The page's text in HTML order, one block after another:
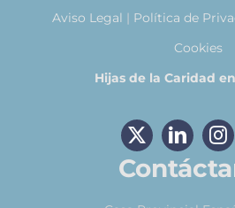
Aviso Legal | Política de
Cookies
Hijas de la Caridad